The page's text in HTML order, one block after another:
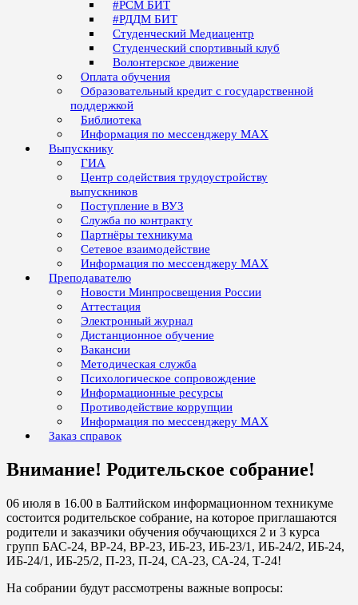
#РСМ БИТ
#РДДМ БИТ
Студенческий Медиацентр
Студенческий спортивный клуб
Волонтерское движение
Оплата обучения
Образовательный кредит с государственной
поддержкой
Библиотека
Информация по мессенджеру MAX
Выпускнику
ГИА
Центр содействия трудоустройству
выпускников
Поступление в ВУЗ
Служба по контракту
Партнёры техникума
Сетевое взаимодействие
Информация по мессенджеру MAX
Преподавателю
Новости Минпросвещения России
Аттестация
Электронный журнал
Дистанционное обучение
Вакансии
Методическая служба
Психологическое сопровождение
Информационные ресурсы
Противодействие коррупции
Информация по мессенджеру MAX
Заказ справок
Внимание! Родительское собрание!
06 июля в 16.00 в Балтийском информационном техникуме
состоится родительское собрание, на которое приглашаются
родители и заказчики обучения обучающихся 2 и 3 курса
групп БАС-24, ВР-24, ВР-23, ИБ-23, ИБ-23/1, ИБ-24/2, ИБ-24,
ИБ-24/1, ИБ-25/2, П-23, П-24, СА-23, СА-24, Т-24!
На собрании будут рассмотрены важные вопросы: